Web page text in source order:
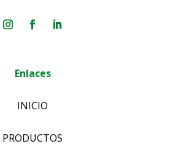
Enlaces
INICIO
PRODUCTOS